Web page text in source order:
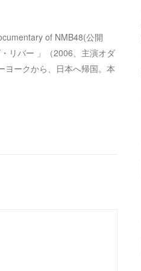
of NMB48(公開
リバー 」（2006、主演オダ
ヨークから、日本へ帰国。本